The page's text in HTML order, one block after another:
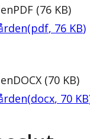
PDF (76 KB)
(pdf, 76 KB)
DOCX (70 KB)
(docx, 70 KB